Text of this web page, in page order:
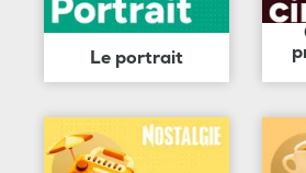
Le portrait